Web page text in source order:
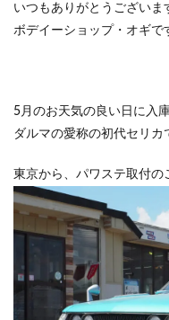
いつもありがとうございま
ボデイーショップ・オギで
5月のお天気の良い日に入
ダルマの愛称の初代セリカ
東京から、パワステ取付の